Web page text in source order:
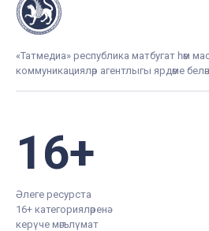
«Татмедиа» республика матбугат һәм
коммуникацияләр агентлыгы ярдәме
16+
Әлеге ресурста
16+ категорияләренә
керүче мәгълүмат